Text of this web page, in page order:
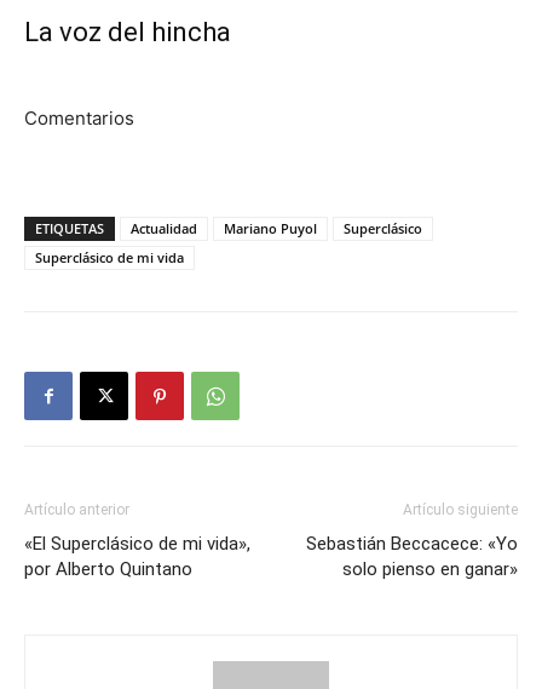
La voz del hincha
Comentarios
ETIQUETAS Actualidad Mariano Puyol
Superclásico
Superclásico de mi vida
Artículo anterior
«El Superclásico de mi vida»,
por Alberto Quintano
Artículo siguiente
Sebastián Beccacece: «Yo
solo pienso en ganar»